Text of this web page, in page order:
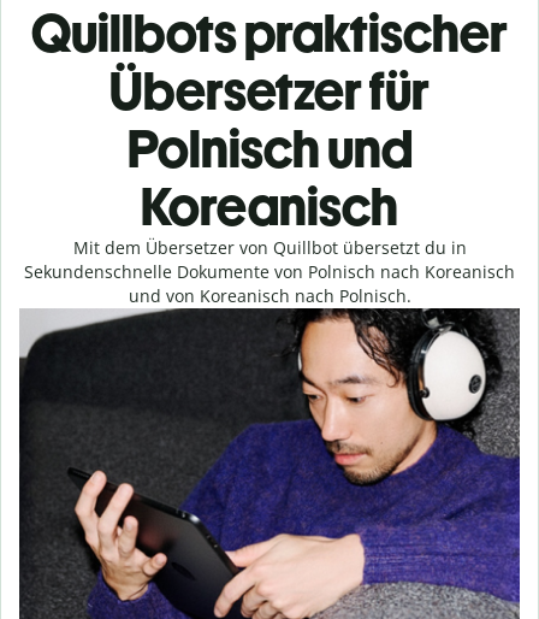
Quillbots praktischer
Übersetzer für
Polnisch und
Koreanisch
Mit dem Übersetzer von Quillbot übersetzt du in
Sekundenschnelle Dokumente von Polnisch nach Koreanisch
und von Koreanisch nach Polnisch.